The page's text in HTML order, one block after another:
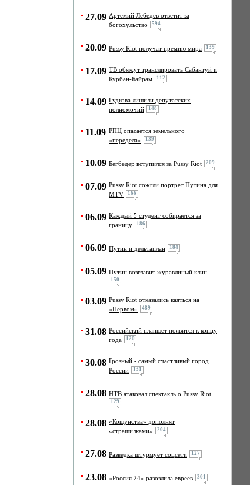
27.09 Артемий Лебедев ответит за
богохульство
594
20.09 Pussy Riot получат премию мира 139
17.09 ТВ обяжут транслировать Сабантуй и
Курбан-Байрам
112
14.09 Гудкова лишили депутатских
полномочий
148
11.09 РПЦ опасается земельного
«передела»
139
10.09 Бегбедер вступился за Pussy Riot 209
07.09 Pussy Riot сожгли портрет Путина для
MTV
166
06.09 Каждый 5 студент собирается за
границу
186
06.09 Путин и дельтаплан 184
05.09 Путин возглавит журавлиный клин
150
03.09 Pussy Riot отказались каяться на
«Первом»
489
31.08 Российский планшет появится к концу
года
120
30.08 Грозный - самый счастливый город
России
131
28.08 НТВ атаковал спектакль о Pussy Riot
129
28.08 «Кощунства» дополнят
«страшилками»
204
27.08 Разведка штурмует соцсети 127
23.08 «Россия 24» разозлила евреев 301